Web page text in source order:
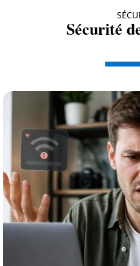
Sécurité